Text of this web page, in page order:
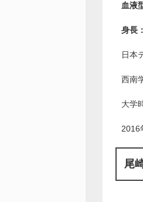
血液
身長
日本
西南
大学
2016
尾